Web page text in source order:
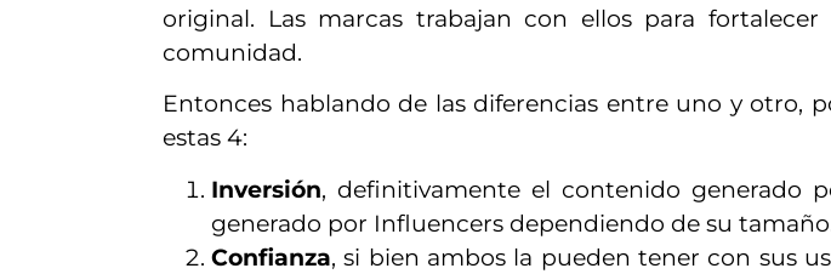
original. Las marcas trabajan con ellos para
comunidad.
Entonces hablando de las diferencias entre uno y otro,
estas 4:
Inversión, definitivamente el contenido generado
generado por Influencers dependiendo de su
Confianza, si bien ambos la pueden tener con sus